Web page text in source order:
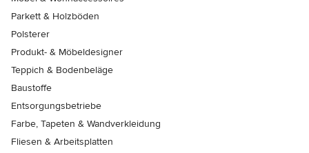
Parkett & Holzböden
Polsterer
Produkt- & Möbeldesigner
Teppich & Bodenbeläge
Baustoffe
Entsorgungsbetriebe
Farbe, Tapeten & Wandverkleidung
Fliesen & Arbeitsplatten